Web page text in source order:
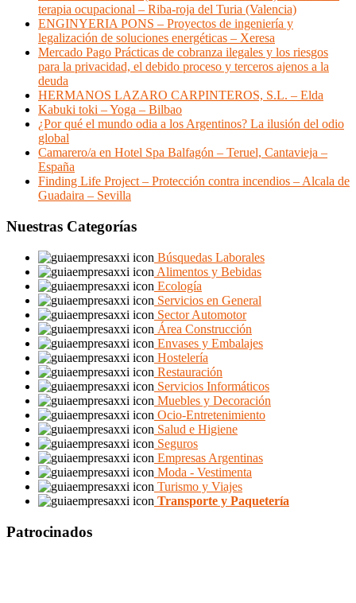
terapia ocupacional – Riba-roja del Turia (Valencia)
ENGINYERIA PONS – Proyectos de ingeniería y
legalización de soluciones energéticas – Xeresa
Mercado Pago Prácticas de cobranza ilegales y los riesgos
para la privacidad, el debido proceso y terceros ajenos a la
deuda
HERMANOS LAZARO CARPINTEROS, S.L. – Elda
Kabuki toki – Yoga – Bilbao
¿Por qué el mundo odia a los Argentinos? La ilusión del odio
global
Camarero/a en Hotel Spa Balfagón – Teruel, Cantavieja –
España
Finding Life Project – Protección contra incendios – Alcala de
Guadaira – Sevilla
Nuestras Categorías
Búsquedas Laborales
Alimentos y Bebidas
Ecología
Servicios en General
Sector Automotor
Área Construcción
Envases y Embalajes
Hostelería
Restauración
Servicios Informáticos
Muebles y Decoración
Ocio-Entretenimiento
Salud e Higiene
Seguros
Empresas Argentinas
Moda - Vestimenta
Turismo y Viajes
Transporte y Paquetería
Patrocinados